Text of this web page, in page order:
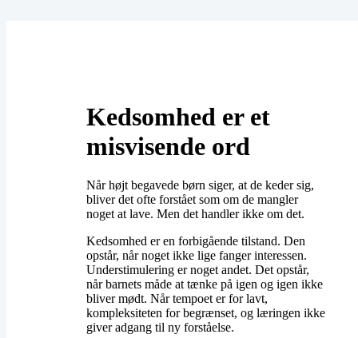
Kedsomhed er et
misvisende ord
​Når højt begavede børn siger, at de keder sig,
bliver det ofte forstået som om de mangler
noget at lave. Men det handler ikke om det.
​Kedsomhed er en forbigående tilstand. Den
opstår, når noget ikke lige fanger interessen.
Understimulering er noget andet. Det opstår,
når barnets måde at tænke på igen og igen ikke
bliver mødt. Når tempoet er for lavt,
kompleksiteten for begrænset, og læringen ikke
giver adgang til ny forståelse.